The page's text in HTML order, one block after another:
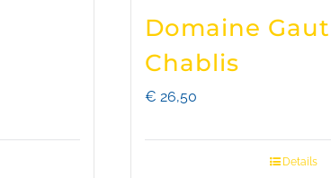
Domaine
Chablis
€ 26,50
Details